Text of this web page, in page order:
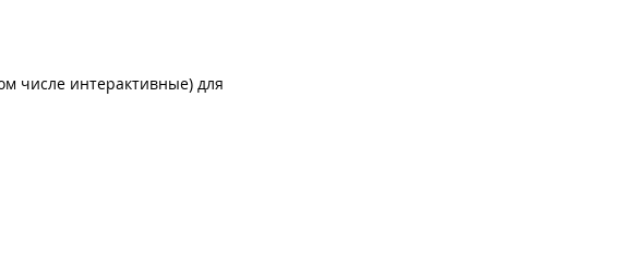
числе интерактивные) для